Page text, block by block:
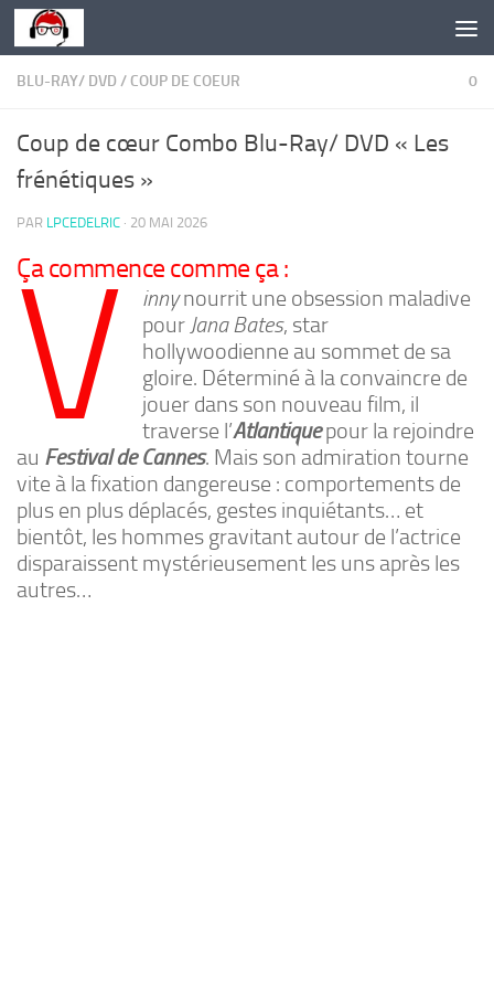
Skip to content
BLU-RAY/ DVD / COUP DE COEUR 0
Coup de cœur Combo Blu-Ray/ DVD « Les
frénétiques »
PAR LPCEDELRIC · 20 MAI 2026
Ça commence comme ça :
V innynourrit une obsession maladive
pour Jana Bates, star
hollywoodienne au sommet de sa
gloire. Déterminé à la convaincre de
jouer dans son nouveau film, il
traverse l’Atlantiquepour la rejoindre
au Festival de Cannes. Mais son admiration tourne
vite à la fixation dangereuse : comportements de
plus en plus déplacés, gestes inquiétants… et
bientôt, les hommes gravitant autour de l’actrice
disparaissent mystérieusement les uns après les
autres…